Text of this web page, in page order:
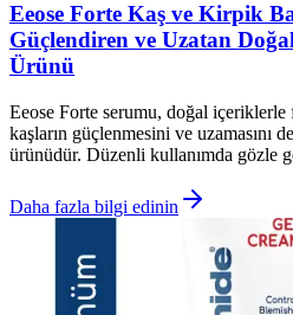
Eeose Forte Kaş ve Kirpik
Güçlendiren ve Uzatan
Ürünü
Eeose Forte serumu, doğal
kaşların güçlenmesini ve uzamasını
ürünüdür. Düzenli kullanımda gözle
Daha fazla bilgi edinin